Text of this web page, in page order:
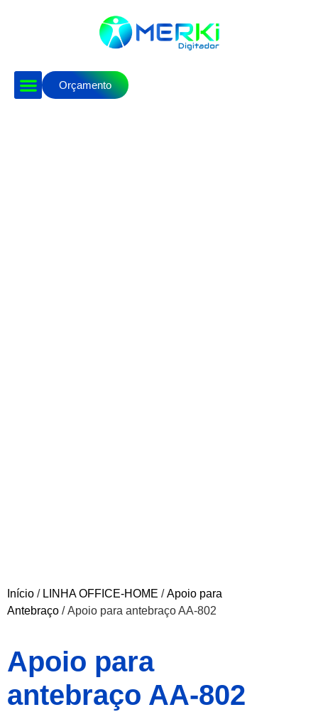
Orçamento
Início / LINHA OFFICE-HOME /Apoio para
Antebraço / Apoio para antebraço AA-802
Apoio para
antebraço AA-802